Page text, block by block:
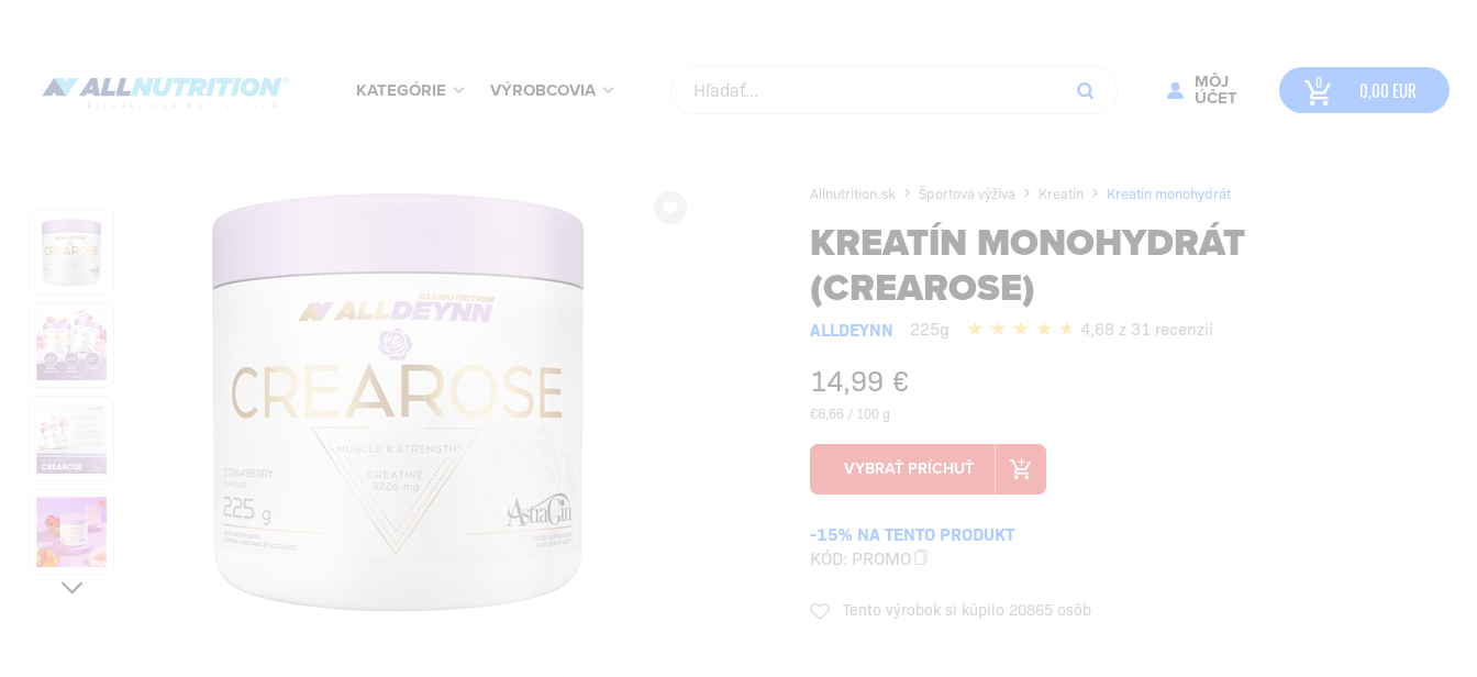
KATEGÓRIE VÝROBCOVIA
MÔJ
ÚČET
0,00 EUR
Allnutrition.sk Športová výživa Kreatín Kreatín monohydrát
KREATÍN MONOHYDRÁT
(CREAROSE)
ALLDEYNN 225g 4,68 z 31 recenzií
14,99 €
€6,66 / 100 g
-15% NA TENTO PRODUKT
KÓD: PROMO
Tento výrobok si kúpilo 20865 osôb